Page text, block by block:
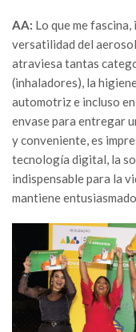
AA: Lo que me fascina,
versatilidad del
atraviesa tantas
(inhaladores), la
automotriz e incluso
envase para entregar
y conveniente, es
tecnología digital, la
indispensable para la
mantiene